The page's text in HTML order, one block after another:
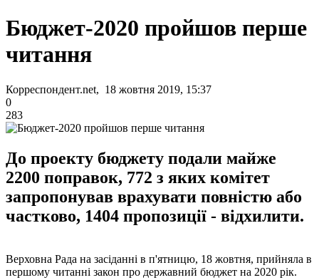
Бюджет-2020 пройшов перше
читання
Корреспондент.net, 18 жовтня 2019, 15:37
0
283
До проекту бюджету подали майже
2200 поправок, 772 з яких комітет
запропонував врахувати повністю або
частково, 1404 пропозиції - відхилити.
Верховна Рада на засіданні в п'ятницю, 18 жовтня, прийняла в
першому читанні закон про державний бюджет на 2020 рік.